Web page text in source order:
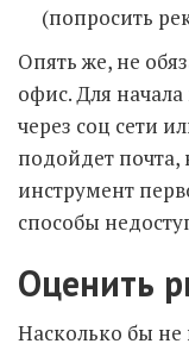
(попросить
Опять же, не
офис. Для
через соц сети
подойдет почта,
инструмент
способы
Оценить
Насколько бы не